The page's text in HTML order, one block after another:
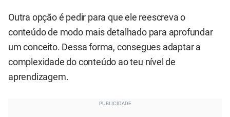
Outra opção é pedir para que ele reescreva o
conteúdo de modo mais detalhado para aprofundar
um conceito. Dessa forma, consegues adaptar a
complexidade do conteúdo ao teu nível de
aprendizagem.